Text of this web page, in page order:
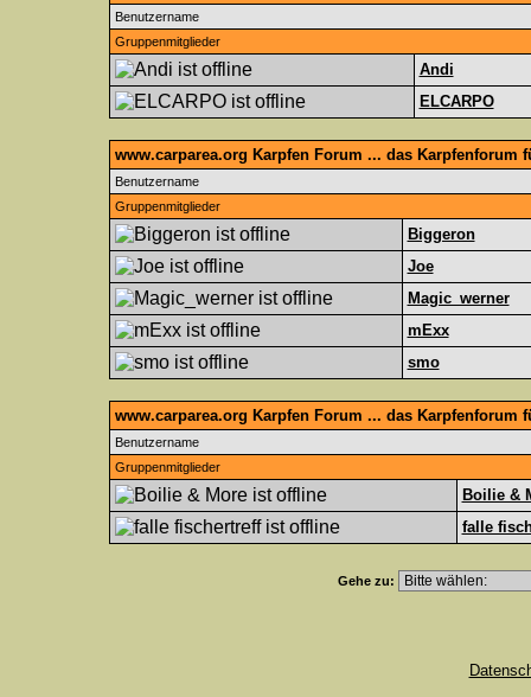
Benutzername
Gruppenmitglieder
Andi
ELCARPO
www.carparea.org Karpfen Forum ... das Karpfenforum
Benutzername
Gruppenmitglieder
Biggeron
Joe
Magic_werner
mExx
smo
www.carparea.org Karpfen Forum ... das Karpfenforum
Benutzername
Gruppenmitglieder
Boilie &
falle
Gehe zu: